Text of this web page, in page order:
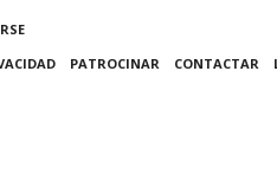
PATROCINAR CONTACTAR